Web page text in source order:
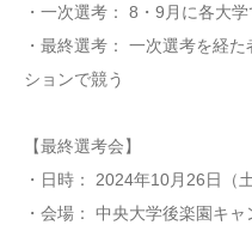
・一次選考： 8・9月に各大
・最終選考： 一次選考を経
ションで競う
【最終選考会】
・日時： 2024年10月26日（
・会場： 中央大学後楽園キャ